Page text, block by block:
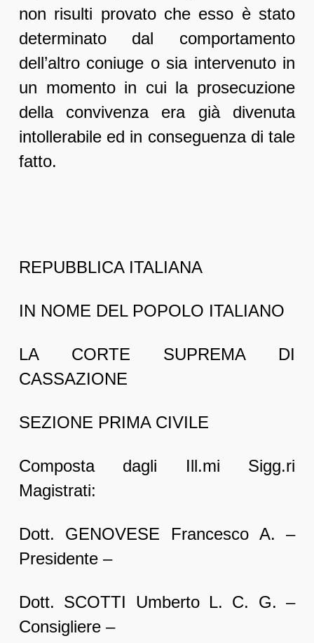
non risulti provato che esso è stato
determinato dal comportamento
dell’altro coniuge o sia intervenuto in
un momento in cui la prosecuzione
della convivenza era già divenuta
intollerabile ed in conseguenza di tale
fatto.
REPUBBLICA ITALIANA
IN NOME DEL POPOLO ITALIANO
LA CORTE SUPREMA DI
CASSAZIONE
SEZIONE PRIMA CIVILE
Composta dagli Ill.mi Sigg.ri
Magistrati:
Dott. GENOVESE Francesco A. –
Presidente –
Dott. SCOTTI Umberto L. C. G. –
Consigliere –